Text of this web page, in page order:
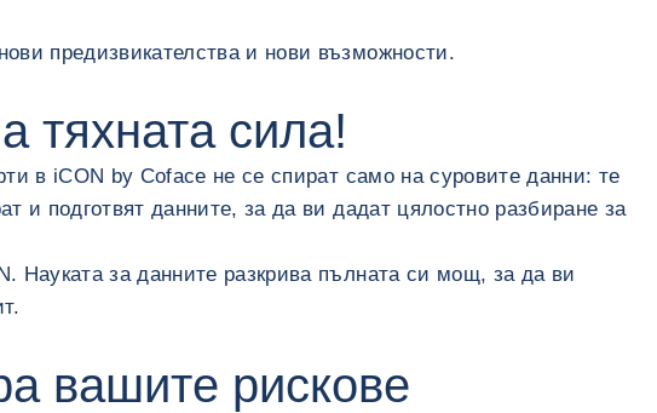
предизвикателства и нови възможности.
тяхната сила!
в iCON by Coface не се спират само на суровите данни: те
и подготвят данните, за да ви дадат цялостно разбиране за
Науката за данните разкрива пълната си мощ, за да ви
вашите рискове